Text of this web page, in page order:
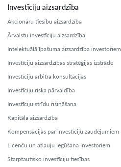
Investīciju aizsardzība
Akcionāru tiesību aizsardzība
Ārvalstu investīciju aizsardzība
Intelektuālā īpašuma aizsardzība investoriem
Investīciju aizsardzības stratēģijas izstrāde
Investīciju arbitra konsultācijas
Investīciju riska pārvaldība
Investīciju strīdu risināšana
Kapitāla aizsardzība
Kompensācijas par investīciju zaudējumiem
Licenču un atļauju iegūšana investoriem
Starptautisko investīciju tiesības